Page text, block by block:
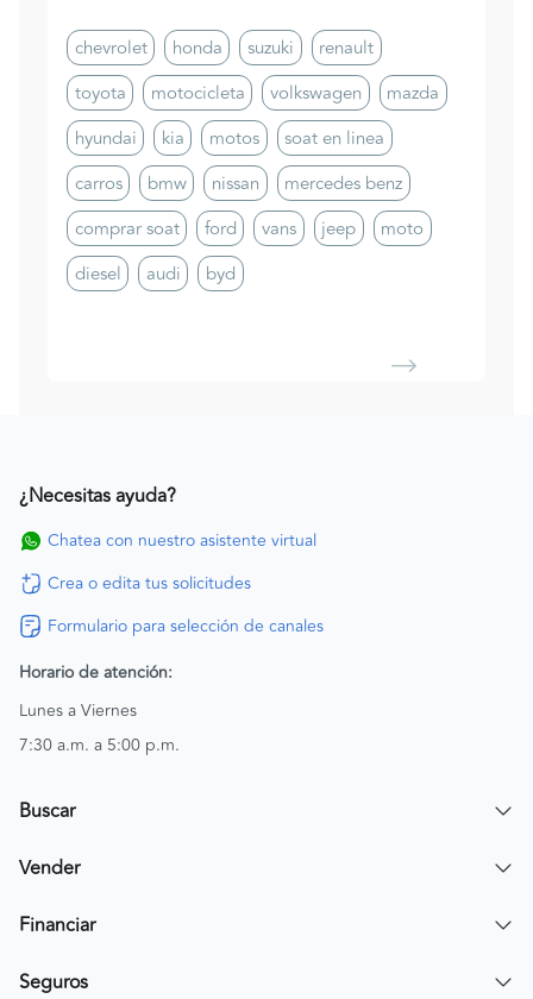
chevrolet honda suzuki
renault
toyota
motocicleta volkswagen
mazda
hyundai
kia motos
soat en linea
carros
bmw nissan
mercedes benz
comprar soat
ford vans jeep
moto
diesel
audi byd
¿Necesitas ayuda?
Chatea con nuestro asistente virtual
Crea o edita tus solicitudes
Formulario para selección de canales
Horario de atención:
Lunes a Viernes
7:30 a.m. a 5:00 p.m.
Buscar
Encuentra un carro
Vender
Publicar mi vehículo
Financiar
Simular crédito
Seguros